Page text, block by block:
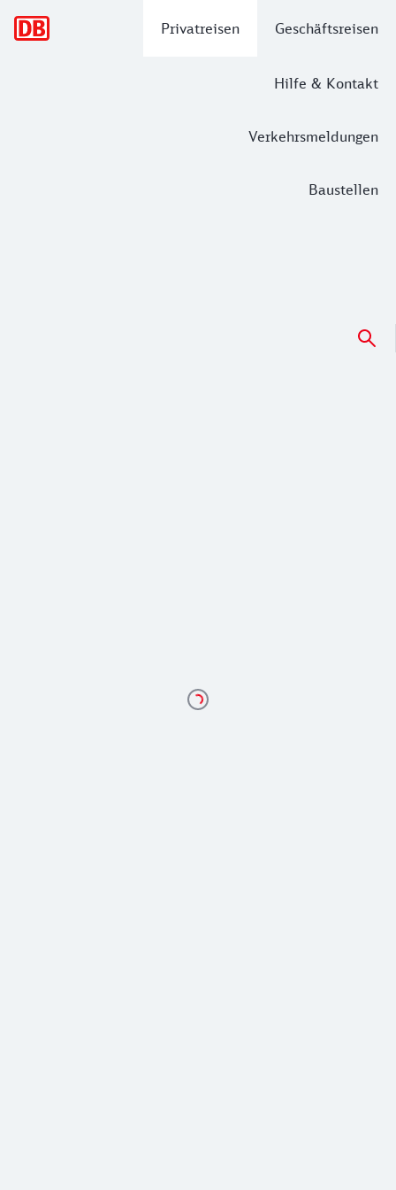
Privatreisen Geschäftsreisen
Hilfe & Kontakt
Verkehrsmeldungen
Baustellen